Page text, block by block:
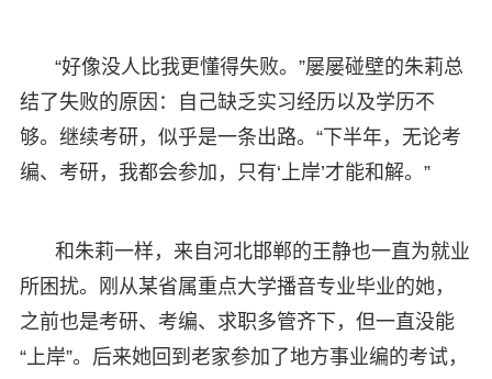
“好像没人比我更懂得失败。”屡屡碰壁的朱莉总
结了失败的原因：自己缺乏实习经历以及学历不
够。继续考研，似乎是一条出路。“下半年，无论考
编、考研，我都会参加，只有‘上岸’才能和解。”
和朱莉一样，来自河北邯郸的王静也一直为就业
所困扰。刚从某省属重点大学播音专业毕业的她，
之前也是考研、考编、求职多管齐下，但一直没能
“上岸”。后来她回到老家参加了地方事业编的考试，